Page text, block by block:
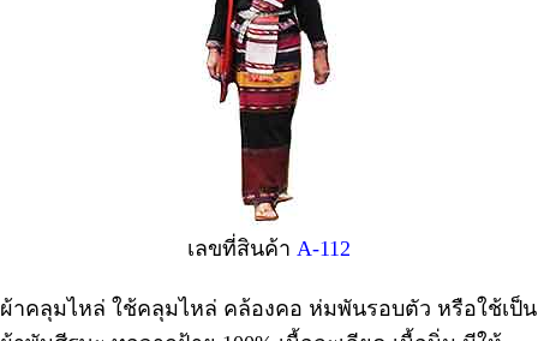
เลขที่สินค้า A-112
ผ้าคลุมไหล่ ใช้คลุมไหล่ คล้องคอ ห่มพันรอบตัว หรือใช้เป็น